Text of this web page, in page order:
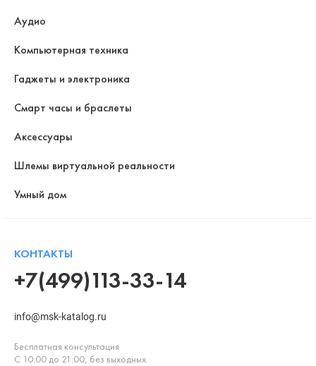
Аудио
Компьютерная техника
Гаджеты и электроника
Смарт часы и браслеты
Аксессуары
Шлемы виртуальной реальности
Умный дом
КОНТАКТЫ
+7(499)113-33-14
info@msk-katalog.ru
Бесплатная консультация
С 10:00 до 21:00, без выходных